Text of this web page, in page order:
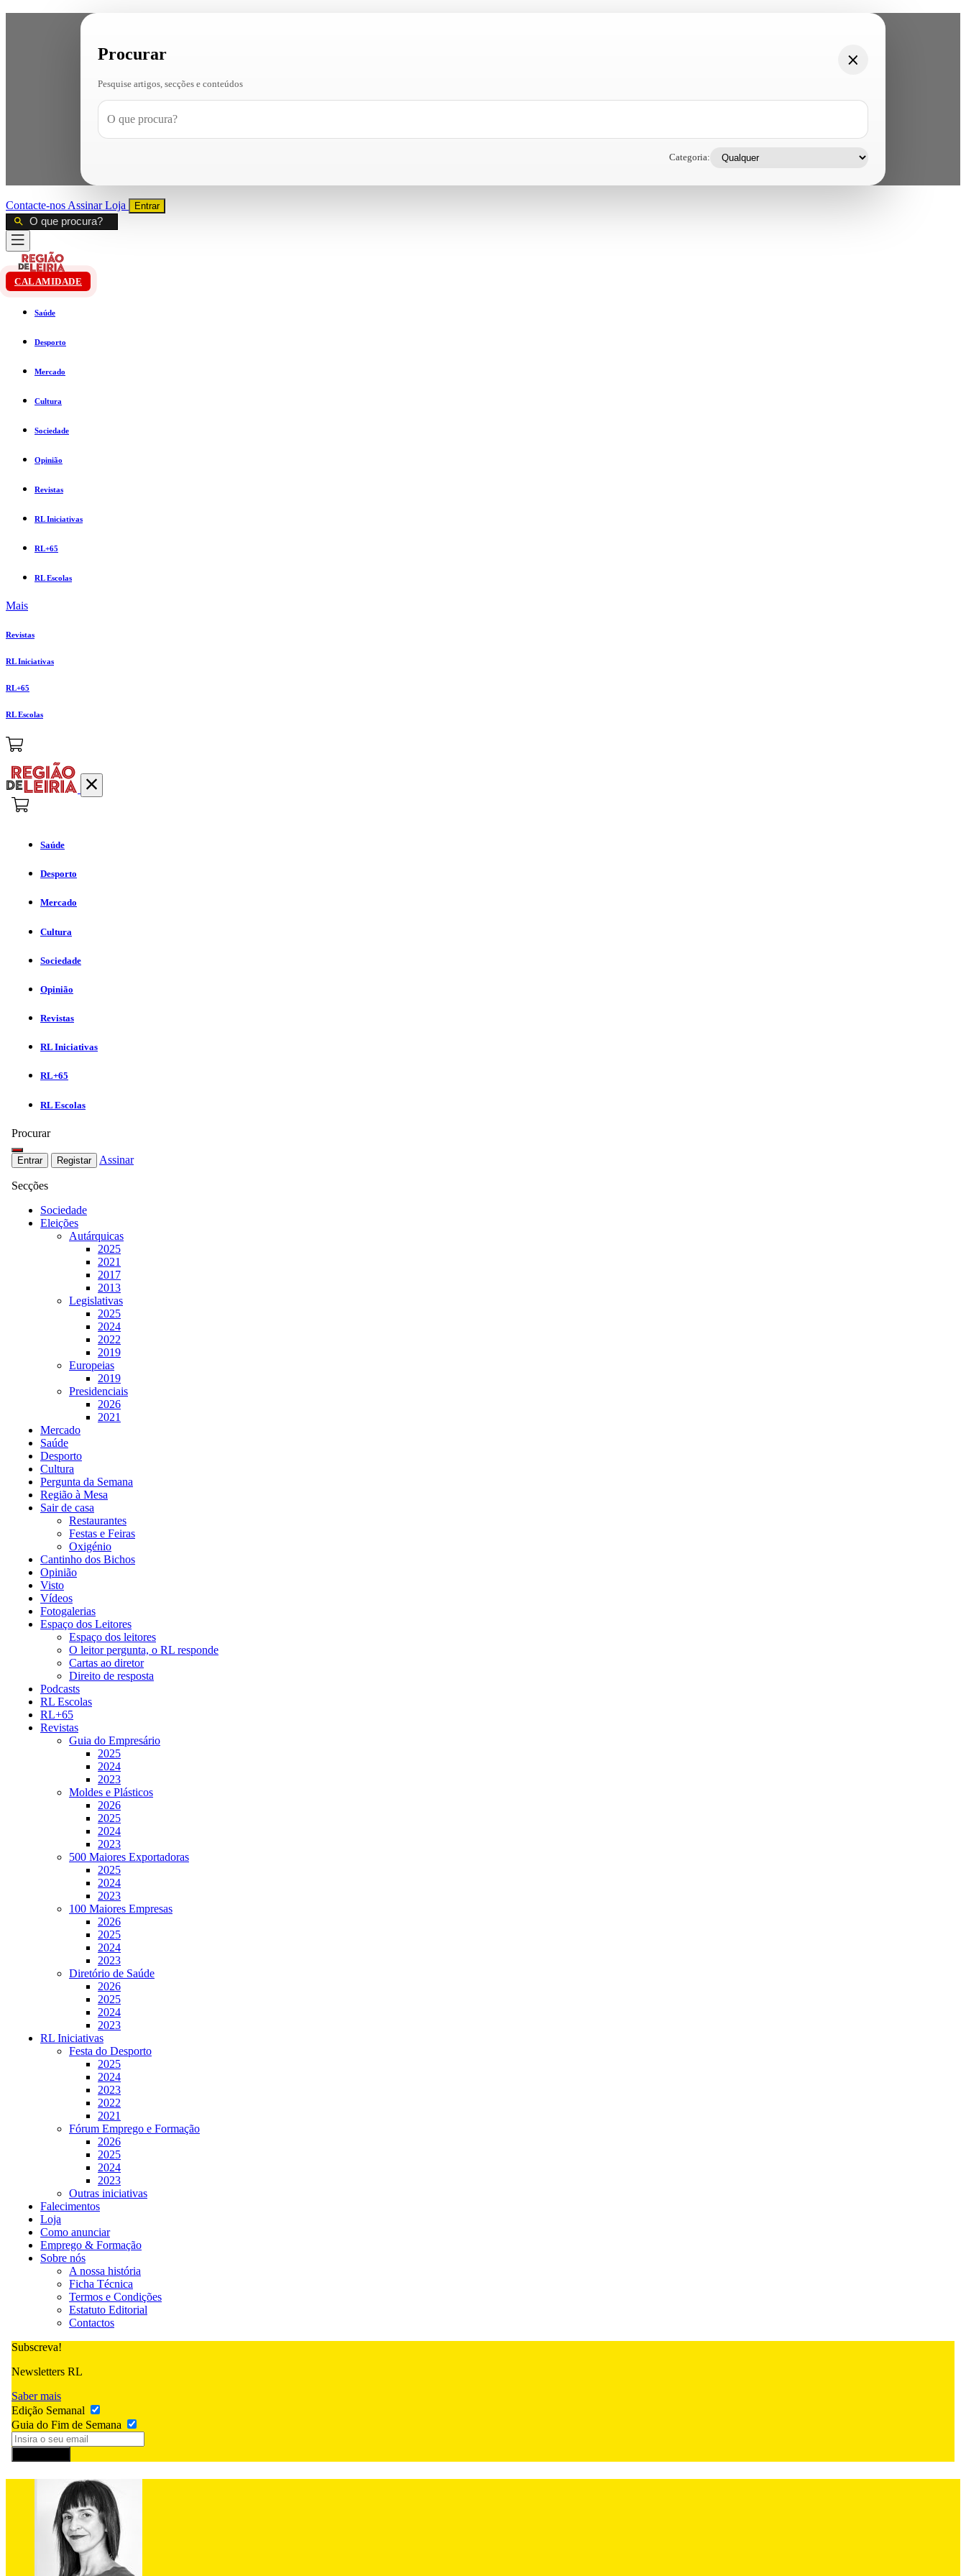
Procurar
Pesquise artigos, secções e conteúdos
Categoria:
Contacte-nos AssinarLoja Entrar
CALAMIDADE
Saúde
Desporto
Mercado
Cultura
Sociedade
Opinião
Revistas
RL Iniciativas
RL+65
RL Escolas
Mais
Revistas
RL Iniciativas
RL+65
RL Escolas
Saúde
Desporto
Mercado
Cultura
Sociedade
Opinião
Revistas
RL Iniciativas
RL+65
RL Escolas
Procurar
Entrar Registar Assinar
Secções
Sociedade
Eleições
Autárquicas
2025
2021
2017
2013
Legislativas
2025
2024
2022
2019
Europeias
2019
Presidenciais
2026
2021
Mercado
Saúde
Desporto
Cultura
Pergunta da Semana
Região à Mesa
Sair de casa
Restaurantes
Festas e Feiras
Oxigénio
Cantinho dos Bichos
Opinião
Visto
Vídeos
Fotogalerias
Espaço dos Leitores
Espaço dos leitores
O leitor pergunta, o RL responde
Cartas ao diretor
Direito de resposta
Podcasts
RL Escolas
RL+65
Revistas
Guia do Empresário
2025
2024
2023
Moldes e Plásticos
2026
2025
2024
2023
500 Maiores Exportadoras
2025
2024
2023
100 Maiores Empresas
2026
2025
2024
2023
Diretório de Saúde
2026
2025
2024
2023
RL Iniciativas
Festa do Desporto
2025
2024
2023
2022
2021
Fórum Emprego e Formação
2026
2025
2024
2023
Outras iniciativas
Falecimentos
Loja
Como anunciar
Emprego & Formação
Sobre nós
A nossa história
Ficha Técnica
Termos e Condições
Estatuto Editorial
Contactos
Subscreva!
Newsletters RL
Saber mais
Edição Semanal
Guia do Fim de Semana